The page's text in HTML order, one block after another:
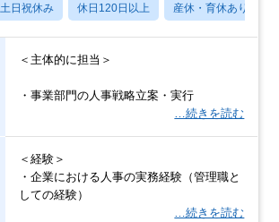
土日祝休み 休日120日以上 産休・育休あり
＜主体的に担当＞
・事業部門の人事戦略立案・実行
…続きを読む
＜経験＞
・企業における人事の実務経験（管理職と
しての経験）
…続きを読む